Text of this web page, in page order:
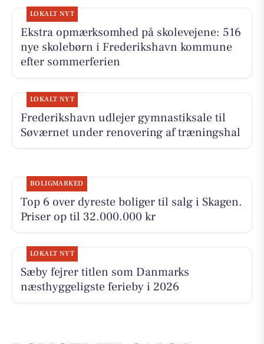
LOKALT NYT
Ekstra opmærksomhed på skolevejene: 516
nye skolebørn i Frederikshavn kommune
efter sommerferien
LOKALT NYT
Frederikshavn udlejer gymnastiksale til
Søværnet under renovering af træningshal
BOLIGMARKED
Top 6 over dyreste boliger til salg i Skagen.
Priser op til 32.000.000 kr
LOKALT NYT
Sæby fejrer titlen som Danmarks
næsthyggeligste ferieby i 2026